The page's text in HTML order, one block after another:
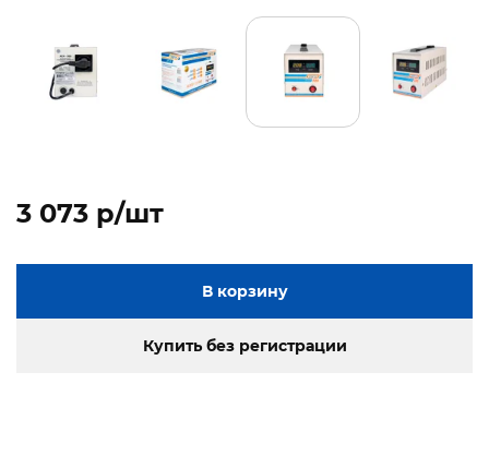
3 073 p/шт
В корзину
Купить без регистрации